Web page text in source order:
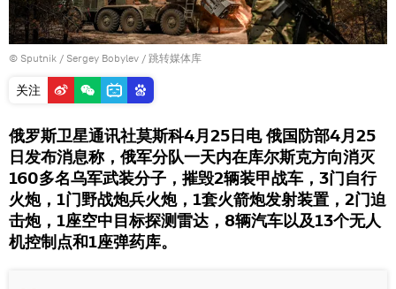
© Sputnik / Sergey Bobylev / 跳转媒体库
关注
俄罗斯卫星通讯社莫斯科4月25日电 俄国防部4月25
日发布消息称，俄军分队一天内在库尔斯克方向消灭
160多名乌军武装分子，摧毁2辆装甲战车，3门自行
火炮，1门野战炮兵火炮，1套火箭炮发射装置，2门迫
击炮，1座空中目标探测雷达，8辆汽车以及13个无人
机控制点和1座弹药库。